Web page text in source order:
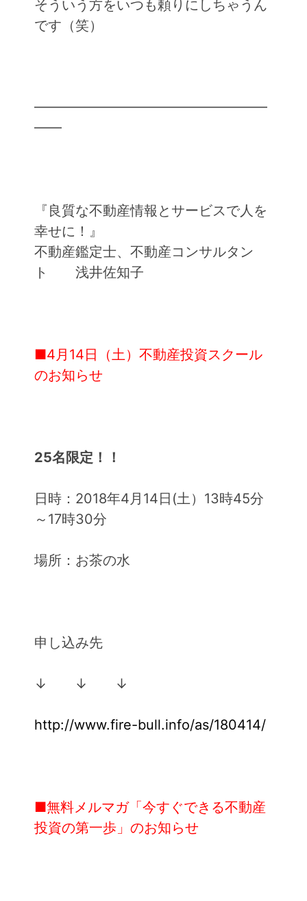
そういう方をいつも頼りにしちゃうん
です（笑）
━━━━━━━━━━━━━━━━━
━━
『良質な不動産情報とサービスで人を
幸せに！』
不動産鑑定士、不動産コンサルタン
ト 浅井佐知子
■4月14日（土）不動産投資スクール
のお知らせ
25名限定！！
日時：2018年4月14日(土）13時45分
～17時30分
場所：お茶の水
申し込み先
↓ ↓ ↓
http://www.fire-bull.info/as/180414/
■無料メルマガ「今すぐできる不動産
投資の第一歩」のお知らせ